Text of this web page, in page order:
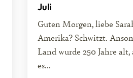
Juli
Guten Morgen, liebe
Amerika? Schwitzt.
Land wurde 250 Jahre
es...